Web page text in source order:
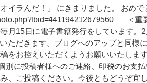
イラんだ！」 にきまりました。 おめで
＜重
月15日に電子書籍発行をしています。
ただきます。ブログへのアップと同様
をお控えいただくようお願いいたしま
別に投稿者様へのご連絡、印税のお支払
、ご投稿ください。今後ともどうぞ宜